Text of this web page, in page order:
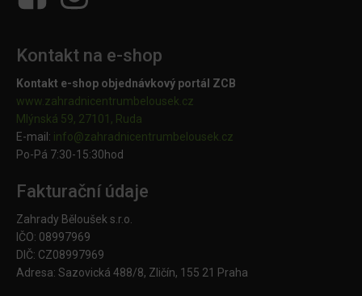
Kontakt na e-shop
Kontakt e-shop objednávkový portál ZCB
www.zahradnicentrumbelousek.cz
Mlýnská 59, 27101, Ruda
E-mail: info@zahradnicentrumbelousek.cz
Po-Pá 7:30-15:30hod
Fakturační údaje
Zahrady Běloušek s.r.o.
IČO: 08997969
DIČ: CZ08997969
Adresa: Sazovická 488/8, Zličín, 155 21 Praha